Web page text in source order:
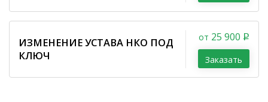
ИЗМЕНЕНИЕ УСТАВА НКО ПОД
КЛЮЧ
от 25 900
Заказать